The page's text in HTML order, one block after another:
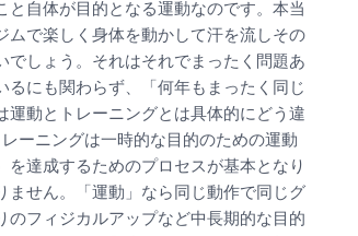
と自体が目的となる運動なのです。本当
ムで楽しく身体を動かして汗を流しその
しょう。それはそれでまったく問題あ
るにも関わらず、「何年もまったく同じ
動とトレーニングとは具体的にどう違
ーニングは一時的な目的のための運動
達成するためのプロセスが基本となり
ません。「運動」なら同じ動作で同じグ
のフィジカルアップなど中長期的な目的